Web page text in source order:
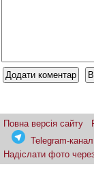
Повна версія сайту
Telegram-канал
Надіслати фото